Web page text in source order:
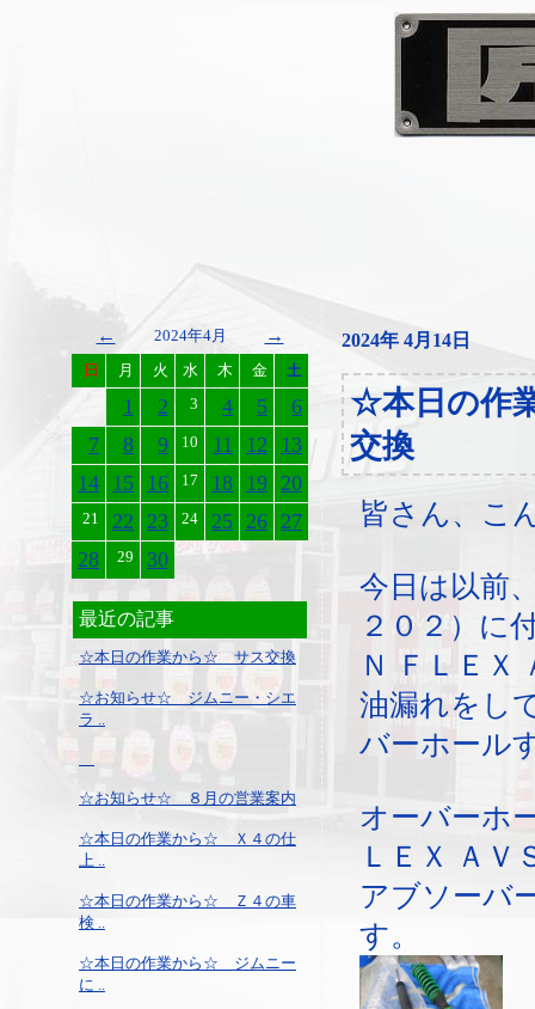
← 2024年4月 →
日 月 火 水 木 金 土
1 2 3 4 5
6
7
8 9 10 11 12
13
14 15 16 17 18 19 20
21 22 23 24 25 26 27
28
29 30
最近の記事
☆本日の作業から☆ サス交換
☆お知らせ☆ ジムニー・シエ
ラ ..
☆お知らせ☆ ８月の営業案内
☆本日の作業から☆ Ｘ４の仕
上 ..
☆本日の作業から☆ Ｚ４の車
検 ..
☆本日の作業から☆ ジムニー
に ..
2024年 4月14日
☆本日の作
交換
皆さん、こ
今日は以前
２０２）に
Ｎ ＦＬＥＸ
油漏れをし
バーホール
オーバーホ
ＬＥＸ ＡＶ
アブソーバ
す。